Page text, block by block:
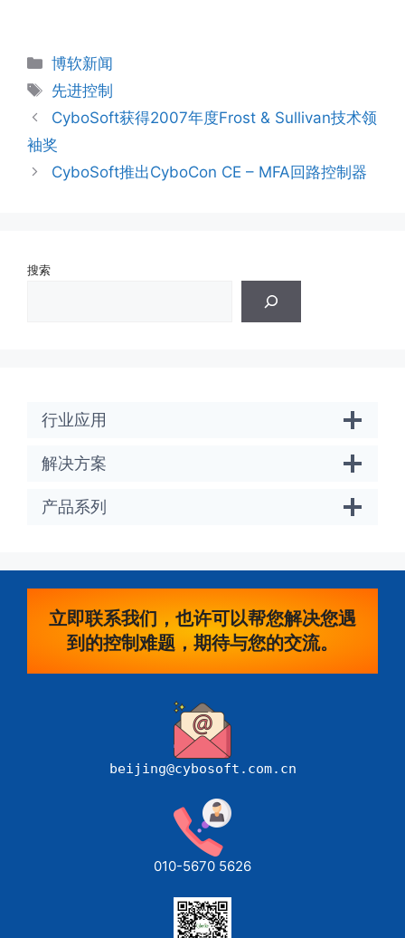
分
类
博软新闻
标
签
先进控制
CyboSoft获得2007年度Frost & Sullivan技术领
袖奖
CyboSoft推出CyboCon CE – MFA回路控制器
搜索
行业应用
解决方案
产品系列
立即联系我们，也许可以帮您解决您遇
到的控制难题，期待与您的交流。
beijing@cybosoft.com.cn
010-5670 5626